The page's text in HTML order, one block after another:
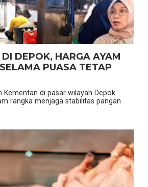
DEPOK, HARGA AYAM
PUASA TETAP
Kementan di pasar wilayah Depok.
rangka menjaga stabilitas pangan